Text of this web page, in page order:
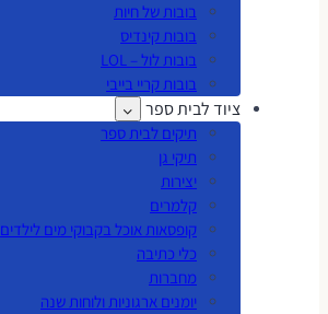
בובות של חיות
בובות קינדיס
בובות לול – LOL
בובות קריי בייבי
ציוד לבית ספר
תיקים לבית ספר
תיקי גן
יצירות
קלמרים
קופסאות אוכל בקבוקי מים לילדים
כלי כתיבה
מחברות
יומנים ארגוניות ולוחות שנה